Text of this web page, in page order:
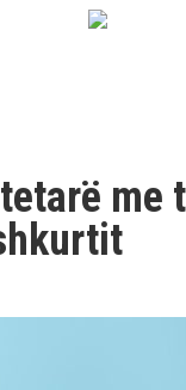
me